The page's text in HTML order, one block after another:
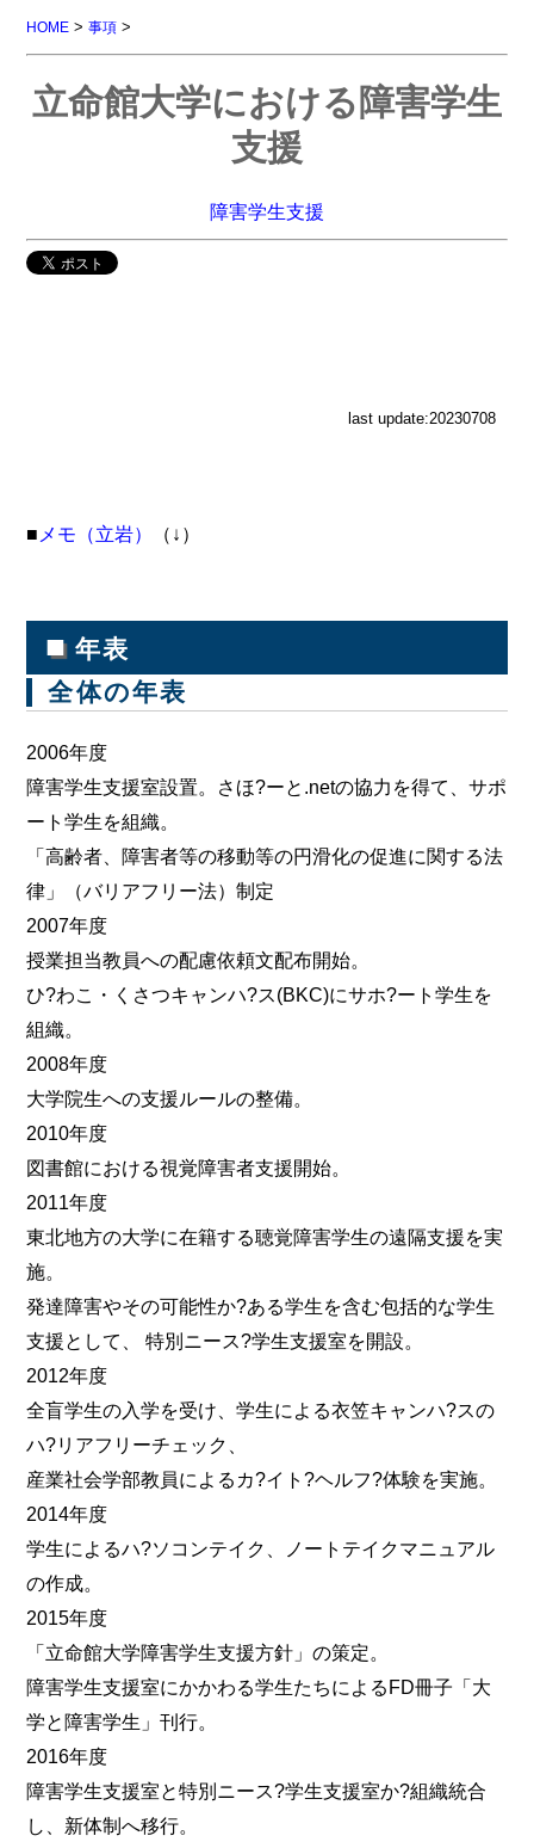
HOME >事項 >
立命館大学における障害学生
支援
障害学生支援
last update:20230708
■ メモ（立岩） （↓）
■ 年表
全体の年表
2006年度
障害学生支援室設置。さほ?ーと.netの協力を得て、サポ
ート学生を組織。
「高齢者、障害者等の移動等の円滑化の促進に関する法
律」（バリアフリー法）制定
2007年度
授業担当教員への配慮依頼文配布開始。
ひ?わこ・くさつキャンハ?ス(BKC)にサホ?ート学生を
組織。
2008年度
大学院生への支援ルールの整備。
2010年度
図書館における視覚障害者支援開始。
2011年度
東北地方の大学に在籍する聴覚障害学生の遠隔支援を実
施。
発達障害やその可能性か?ある学生を含む包括的な学生
支援として、 特別ニース?学生支援室を開設。
2012年度
全盲学生の入学を受け、学生による衣笠キャンハ?スの
ハ?リアフリーチェック、
産業社会学部教員によるカ?イト?ヘルフ?体験を実施。
2014年度
学生によるハ?ソコンテイク、ノートテイクマニュアル
の作成。
2015年度
「立命館大学障害学生支援方針」の策定。
障害学生支援室にかかわる学生たちによるFD冊子「大
学と障害学生」刊行。
2016年度
障害学生支援室と特別ニース?学生支援室か?組織統合
し、新体制へ移行。